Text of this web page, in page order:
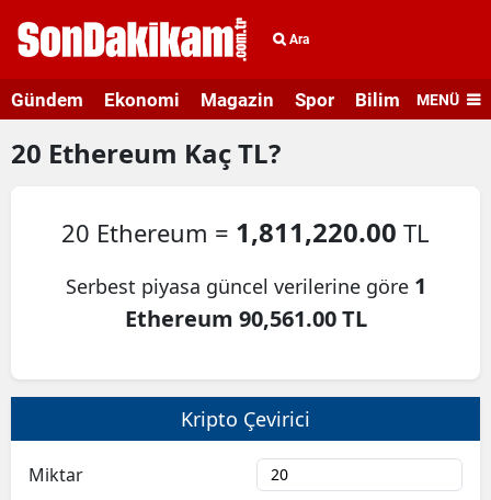
Ara
Gündem Ekonomi Magazin Spor Bilim veMENÜ
20 Ethereum Kaç TL?
20 Ethereum = 1,811,220.00 TL
Serbest piyasa güncel verilerine göre 1
Ethereum 90,561.00 TL
Kripto Çevirici
Miktar